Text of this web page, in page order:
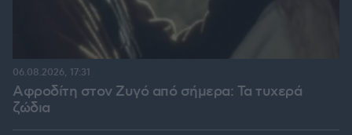
Αφροδίτη στον Ζυγό από σήμερα: Τα τυχερά
ζώδια
06.08.2026, 17:31